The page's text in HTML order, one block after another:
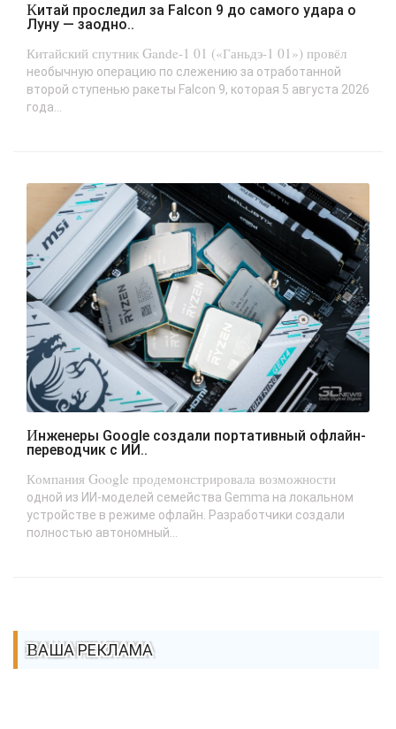
Китай проследил за Falcon 9 до самого удара о
Луну — заодно..
Китайский спутник Gande-1 01 («Ганьдэ-1 01») провёл
необычную операцию по слежению за отработанной
второй ступенью ракеты Falcon 9, которая 5 августа 2026
года...
Инженеры Google создали портативный офлайн-
переводчик с ИИ..
Компания Google продемонстрировала возможности
одной из ИИ-моделей семейства Gemma на локальном
устройстве в режиме офлайн. Разработчики создали
полностью автономный...
ВАША РЕКЛАМА